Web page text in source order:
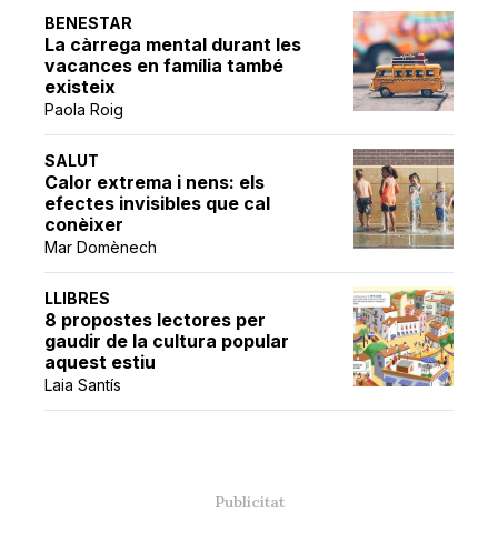
BENESTAR
La càrrega mental durant les
vacances en família també
existeix
Paola Roig
SALUT
Calor extrema i nens: els
efectes invisibles que cal
conèixer
Mar Domènech
LLIBRES
8 propostes lectores per
gaudir de la cultura popular
aquest estiu
Laia Santís